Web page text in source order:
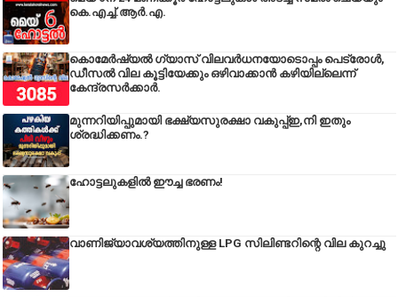
കെ.എച്ച്.ആർ.എ.
കൊമേർഷ്യൽ ഗ്യാസ് വിലവർധനയോടൊപ്പം പെട്രോൾ,
ഡീസല്‍ വില കൂട്ടിയേക്കും ഒഴിവാക്കാന്‍ കഴിയില്ലെന്ന്
കേന്ദ്രസര്‍ക്കാര്‍.
മുന്നറിയിപ്പുമായി ഭക്ഷ്യസുരക്ഷാ വകുപ്പ്ഇ,നി ഇതും
ശ്രദ്ധിക്കണം.?
ഹോട്ടലുകളിൽ ഈച്ച ഭരണം!
വാണിജ്യാവശ്യത്തിനുള്ള LPG സിലിണ്ടറിന്റെ വില കുറച്ചു